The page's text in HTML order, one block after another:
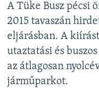
A Tüke Busz pécsi
2015 tavaszán
eljárásban. A
utaztatási és
az átlagosan
járműparkot.